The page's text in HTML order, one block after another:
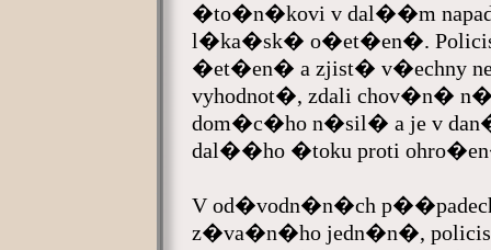
�to�n�kovi v dal��m
l�ka�sk� o�et�en�.
�et�en� a zjist� v�echny
vyhodnot�, zdali chov�n�
dom�c�ho n�sil� a je v
dal��ho �toku proti
V od�vodn�n�ch
z�va�n�ho jedn�n�,